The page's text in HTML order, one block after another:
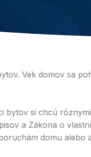
Vek domov sa
bytov si chcú
a Zákona o
domu